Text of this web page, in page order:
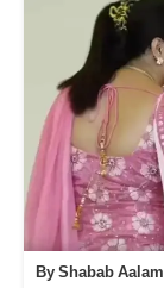
ByShabab Aalam